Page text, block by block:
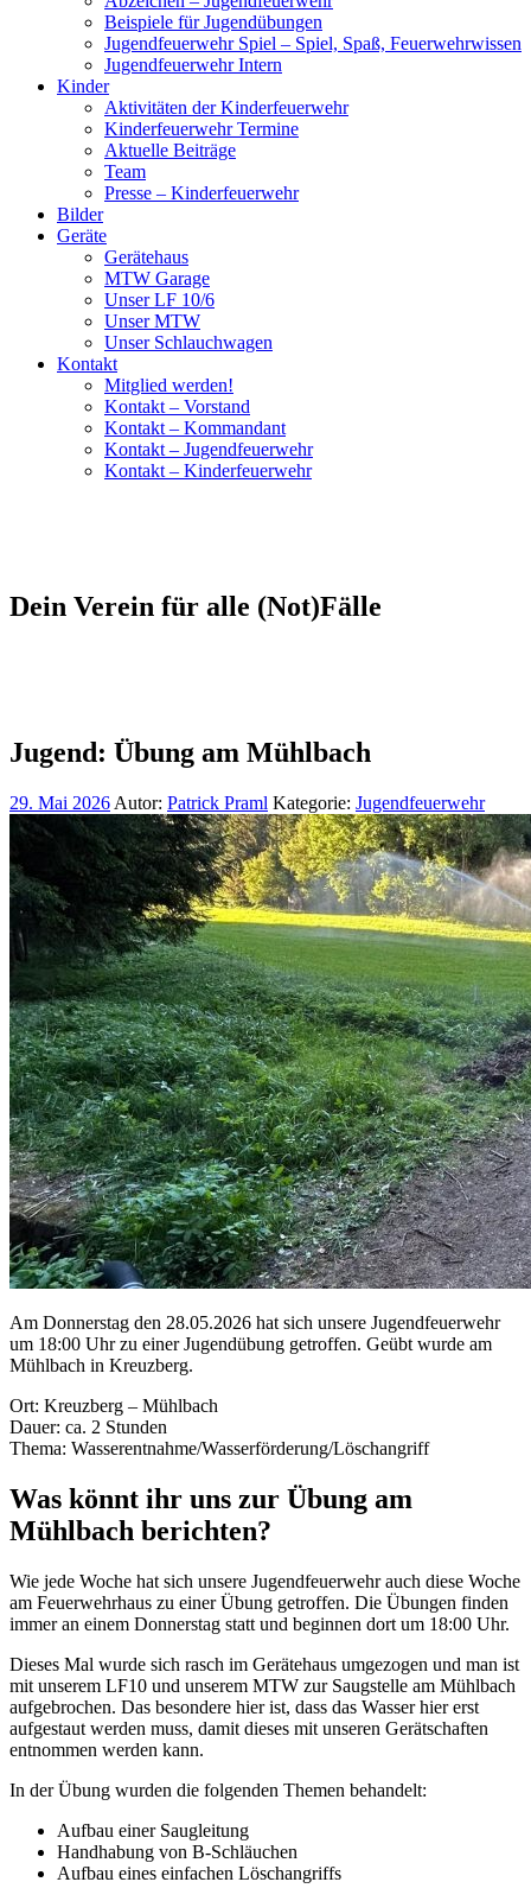
Beispiele für Jugendübungen
Jugendfeuerwehr Spiel – Spiel, Spaß, Feuerwehrwissen
Jugendfeuerwehr Intern
Kinder
Aktivitäten der Kinderfeuerwehr
Kinderfeuerwehr Termine
Aktuelle Beiträge
Team
Presse – Kinderfeuerwehr
Bilder
Geräte
Gerätehaus
MTW Garage
Unser LF 10/6
Unser MTW
Unser Schlauchwagen
Kontakt
Mitglied werden!
Kontakt – Vorstand
Kontakt – Kommandant
Kontakt – Jugendfeuerwehr
Kontakt – Kinderfeuerwehr
Dein Verein für alle (Not)Fälle
Jugend: Übung am Mühlbach
29. Mai 2026 Autor: Patrick Praml Kategorie: Jugendfeuerwehr
Am Donnerstag den 28.05.2026 hat sich unsere Jugendfeuerwehr
um 18:00 Uhr zu einer Jugendübung getroffen. Geübt wurde am
Mühlbach in Kreuzberg.
Ort: Kreuzberg – Mühlbach
Dauer: ca. 2 Stunden
Thema: Wasserentnahme/Wasserförderung/Löschangriff
Was könnt ihr uns zur Übung am
Mühlbach berichten?
Wie jede Woche hat sich unsere Jugendfeuerwehr auch diese Woche
am Feuerwehrhaus zu einer Übung getroffen. Die Übungen finden
immer an einem Donnerstag statt und beginnen dort um 18:00 Uhr.
Dieses Mal wurde sich rasch im Gerätehaus umgezogen und man ist
mit unserem LF10 und unserem MTW zur Saugstelle am Mühlbach
aufgebrochen. Das besondere hier ist, dass das Wasser hier erst
aufgestaut werden muss, damit dieses mit unseren Gerätschaften
entnommen werden kann.
In der Übung wurden die folgenden Themen behandelt:
Aufbau einer Saugleitung
Handhabung von B-Schläuchen
Aufbau eines einfachen Löschangriffs